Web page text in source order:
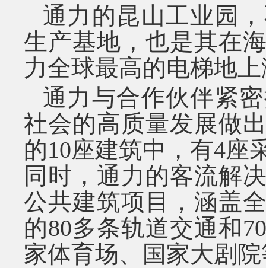
通力的昆山工业园
生产基地，也是其在
力全球最高的电梯地
通力与合作伙伴紧
社会的高质量发展做
的10座建筑中，有4座
同时，通力的客流解
公共建筑项目，涵盖
的80多条轨道交通和70
家体育场、国家大剧